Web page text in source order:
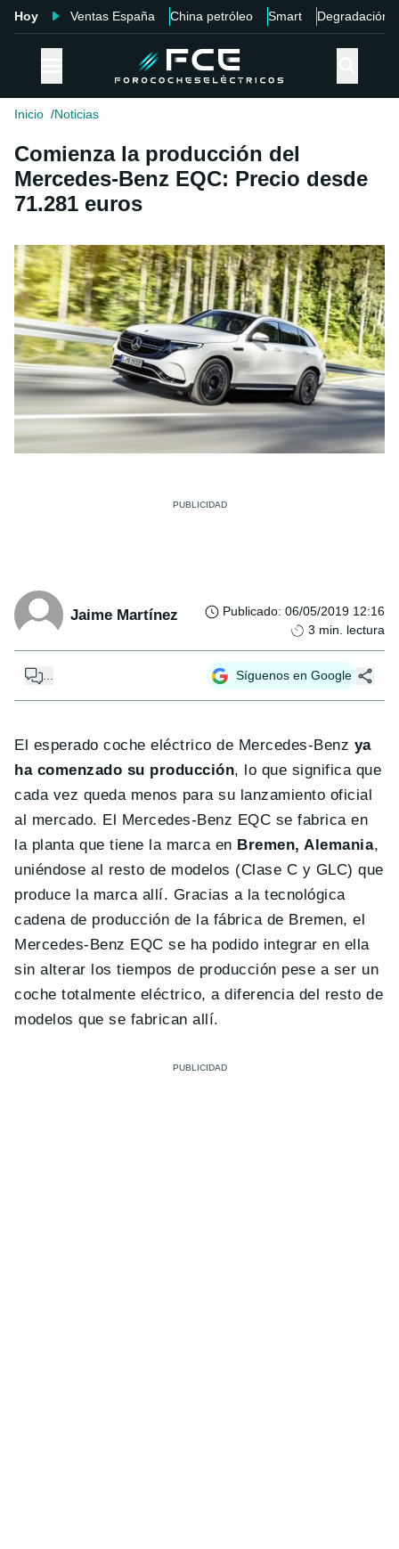
Hoy Ventas España China petróleo Smart Degradación
Inicio Noticias
Comienza la producción del
Mercedes-Benz EQC: Precio desde
71.281 euros
Jaime Martínez Publicado: 06/05/2019 12:16
3 min. lectura
... Síguenos en Google
El esperado coche eléctrico de Mercedes-Benz ya
ha comenzado su producción, lo que significa que
cada vez queda menos para su lanzamiento oficial
al mercado. El Mercedes-Benz EQC se fabrica en
la planta que tiene la marca en Bremen, Alemania,
uniéndose al resto de modelos (Clase C y GLC) que
produce la marca allí. Gracias a la tecnológica
cadena de producción de la fábrica de Bremen, el
Mercedes-Benz EQC se ha podido integrar en ella
sin alterar los tiempos de producción pese a ser un
coche totalmente eléctrico, a diferencia del resto de
modelos que se fabrican allí.